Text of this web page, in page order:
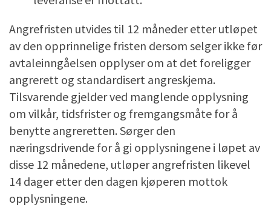
Angrefristen utvides til 12 måneder etter utløpet
av den opprinnelige fristen dersom selger ikke før
avtaleinngåelsen opplyser om at det foreligger
angrerett og standardisert angreskjema.
Tilsvarende gjelder ved manglende opplysning
om vilkår, tidsfrister og fremgangsmåte for å
benytte angreretten. Sørger den
næringsdrivende for å gi opplysningene i løpet av
disse 12 månedene, utløper angrefristen likevel
14 dager etter den dagen kjøperen mottok
opplysningene.